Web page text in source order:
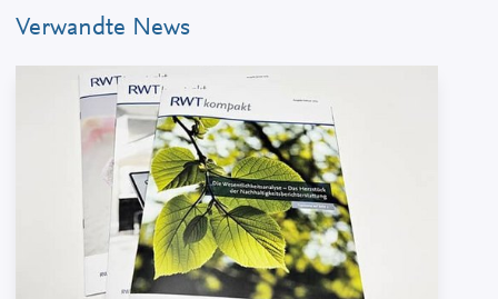
Verwandte News